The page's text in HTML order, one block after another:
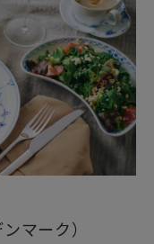
マーク）